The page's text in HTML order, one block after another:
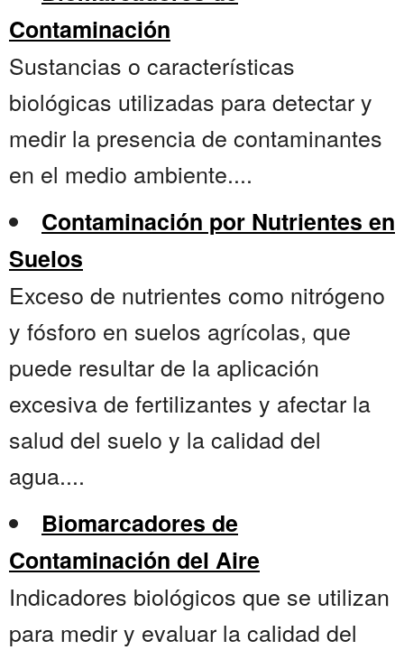
Contaminación
Sustancias o características
biológicas utilizadas para detectar y
medir la presencia de contaminantes
en el medio ambiente....
Contaminación por Nutrientes en
Suelos
Exceso de nutrientes como nitrógeno
y fósforo en suelos agrícolas, que
puede resultar de la aplicación
excesiva de fertilizantes y afectar la
salud del suelo y la calidad del
agua....
Biomarcadores de
Contaminación del Aire
Indicadores biológicos que se utilizan
para medir y evaluar la calidad del